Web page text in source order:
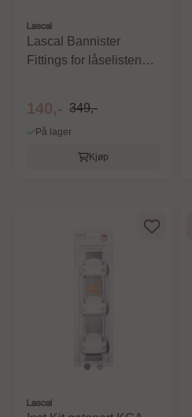
Lascal
Lascal Bannister
Fittings for låselisten
140,- 349,-
På lager
Kjøp
Lascal